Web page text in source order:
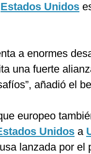
Estados Unidos
a enormes
una fuerte
añadió el
europeo
Unidos a
lanzada por el